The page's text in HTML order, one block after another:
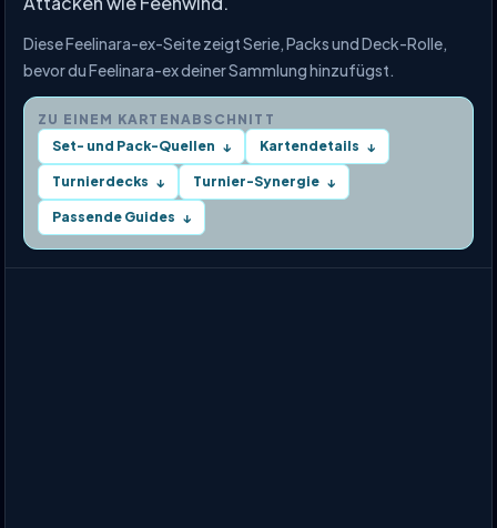
Diese Feelinara-ex-Seite zeigt Serie, Packs und Deck-Rolle,
bevor du Feelinara-ex deiner Sammlung hinzufügst.
ZU EINEM KARTENABSCHNITT
Set- und Pack-Quellen ↓ Kartendetails ↓
Turnierdecks ↓ Turnier-Synergie ↓
Passende Guides ↓